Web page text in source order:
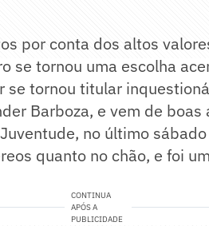
por conta dos altos
se tornou uma escolha
se tornou titular
Barboza, e vem de boas
no último
quanto no chão, e foi
CONTINUA
APÓS A
PUBLICIDADE